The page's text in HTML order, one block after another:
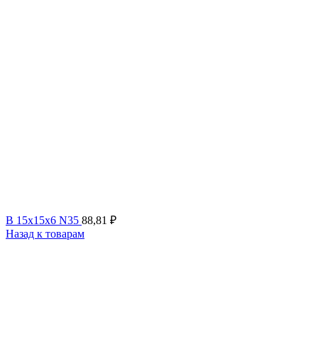
B 15x15x6 N35 88,81 ₽
Назад к товарам